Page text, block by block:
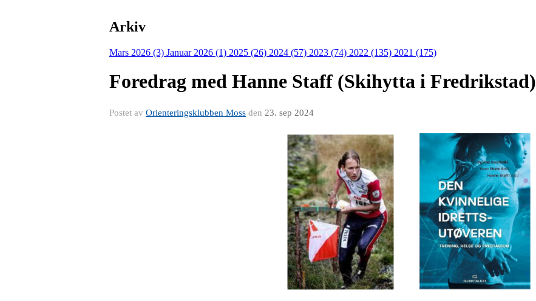
Arkiv
Mars 2026 (3) Januar 2026 (1) 2025 (26) 2024 (57) 2023 (74) 2022 (135) 2021 (175)
Foredrag med Hanne Staff (Skihytta i Fredrikstad)
Postet av Orienteringsklubben Moss den 23. sep 2024